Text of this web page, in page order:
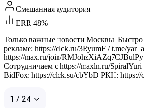
Смешанная аудитория
ERR 48%
Только важные новости Москвы.
рекламе: https://clck.ru/3RyumF / t.me/
https://max.ru/join/
Сотрудничаем с https://maxln.ru/SpiralYuri
BidFox: https://clck.su/cbYbD РКН: https://
1 / 24